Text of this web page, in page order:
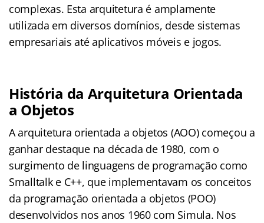
complexas. Esta arquitetura é amplamente
utilizada em diversos domínios, desde sistemas
empresariais até aplicativos móveis e jogos.
História da Arquitetura Orientada
a Objetos
A arquitetura orientada a objetos (AOO) começou a
ganhar destaque na década de 1980, com o
surgimento de linguagens de programação como
Smalltalk e C++, que implementavam os conceitos
da programação orientada a objetos (POO)
desenvolvidos nos anos 1960 com Simula. Nos